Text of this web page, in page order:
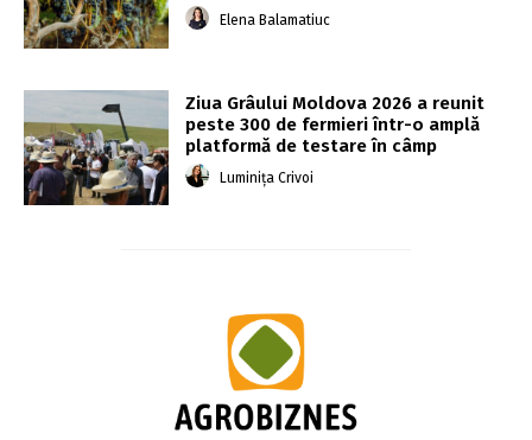
Elena Balamatiuc
Ziua Grâului Moldova 2026 a reunit
peste 300 de fermieri într-o amplă
platformă de testare în câmp
Luminița Crivoi